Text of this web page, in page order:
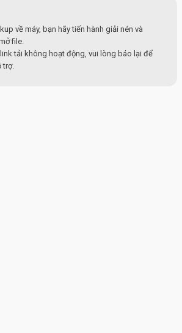
về máy, bạn hãy tiến hành giải nén và
file.
tải không hoạt động, vui lòng báo lại để
trợ.